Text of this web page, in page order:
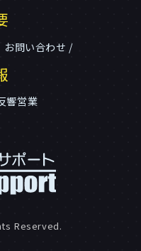
お問い合わせ
響営業
Reserved.